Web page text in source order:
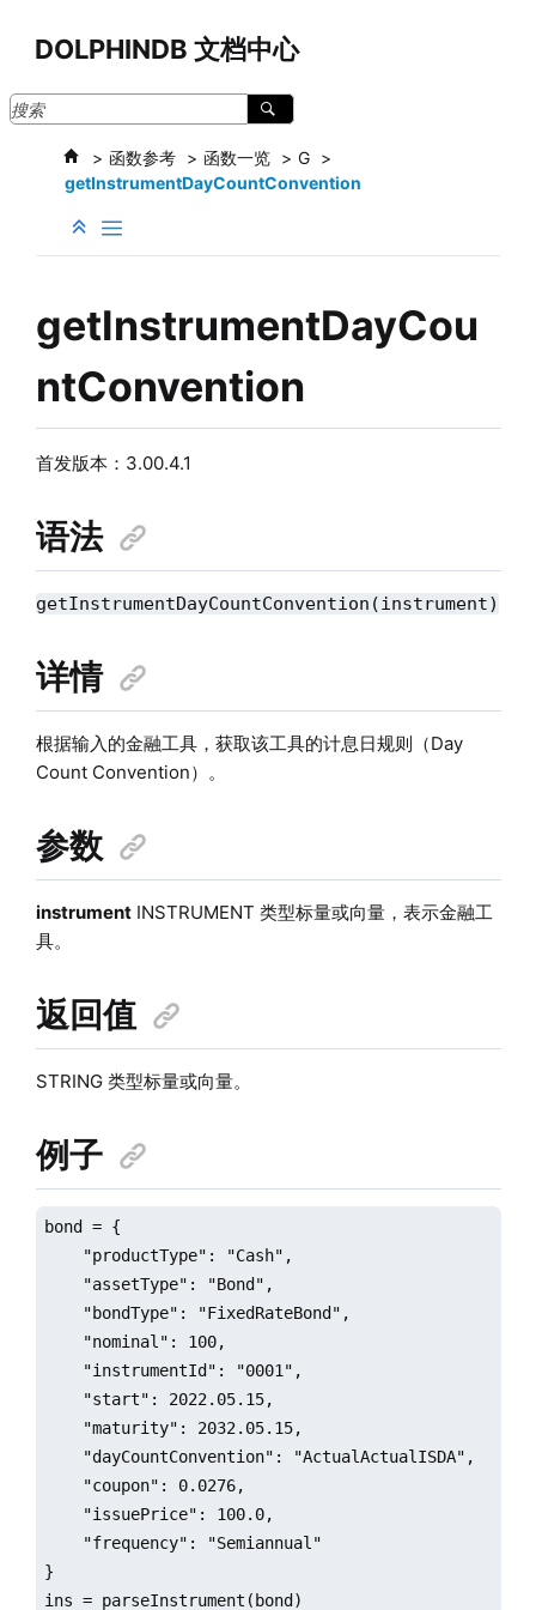
DOLPHINDB 文档中心
函数参考 函数一览
G
getInstrumentDayCountConvention
getInstrumentDayCou
ntConvention
首发版本：3.00.4.1
语法
getInstrumentDayCountConvention(instrument)
详情
根据输入的金融工具，获取该工具的计息日规则（Day
Count Convention）。
参数
instrumentINSTRUMENT 类型标量或向量，表示金融工
具。
返回值
STRING 类型标量或向量。
例子
bond = {
    "productType": "Cash",
    "assetType": "Bond",
    "bondType": "FixedRateBond",
    "nominal": 100,
    "instrumentId": "0001",
    "start": 2022.05.15,
    "maturity": 2032.05.15,
    "dayCountConvention": "ActualActualISDA",
    "coupon": 0.0276,
    "issuePrice": 100.0,
    "frequency": "Semiannual"
}
ins = parseInstrument(bond)